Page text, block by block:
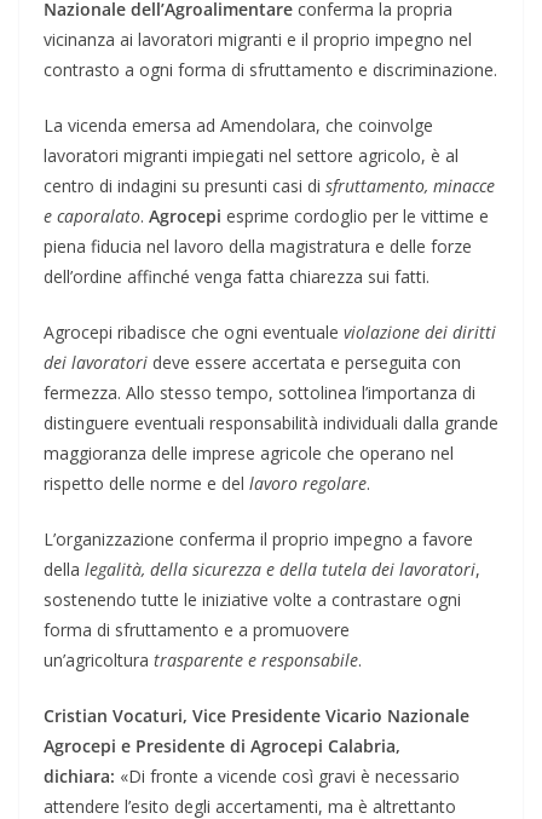
Nazionale dell’Agroalimentare conferma la propria
vicinanza ai lavoratori migranti e il proprio impegno nel
contrasto a ogni forma di sfruttamento e discriminazione.
La vicenda emersa ad Amendolara, che coinvolge
lavoratori migranti impiegati nel settore agricolo, è al
centro di indagini su presunti casi di sfruttamento, minacce
e caporalato. Agrocepi esprime cordoglio per le vittime e
piena fiducia nel lavoro della magistratura e delle forze
dell’ordine affinché venga fatta chiarezza sui fatti.
Agrocepi ribadisce che ogni eventuale violazione dei diritti
dei lavoratori deve essere accertata e perseguita con
fermezza. Allo stesso tempo, sottolinea l’importanza di
distinguere eventuali responsabilità individuali dalla grande
maggioranza delle imprese agricole che operano nel
rispetto delle norme e del lavoro regolare.
L’organizzazione conferma il proprio impegno a favore
della legalità, della sicurezza e della tutela dei lavoratori,
sostenendo tutte le iniziative volte a contrastare ogni
forma di sfruttamento e a promuovere
un’agricoltura trasparente e responsabile.
Cristian Vocaturi, Vice Presidente Vicario Nazionale
Agrocepi e Presidente di Agrocepi Calabria,
dichiara: «Di fronte a vicende così gravi è necessario
attendere l’esito degli accertamenti, ma è altrettanto